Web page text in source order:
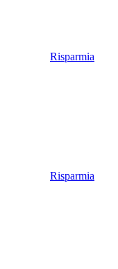
Risparmia
Risparmia